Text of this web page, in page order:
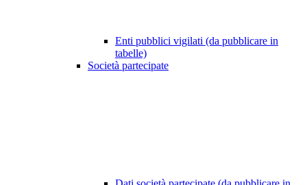
Enti pubblici vigilati (da pubblicare in
tabelle)
Società partecipate